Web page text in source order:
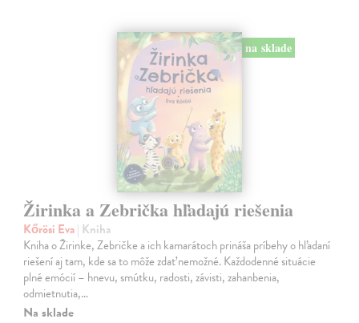
na sklade
Žirinka a Zebrička hľadajú riešenia
Kőrösi Eva| Kniha
Kniha o Žirinke, Zebričke a ich kamarátoch prináša príbehy o hľadaní
riešení aj tam, kde sa to môže zdať nemožné. Každodenné situácie
plné emócií – hnevu, smútku, radosti, závisti, zahanbenia,
odmietnutia,…
Na sklade